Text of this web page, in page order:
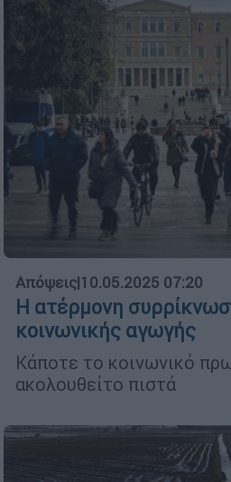
Απόψεις|10.05.2025 07:20
Η ατέρμονη
κοινωνικής αγωγής
Κάποτε το κοινωνικό
ακολουθείτο πιστά